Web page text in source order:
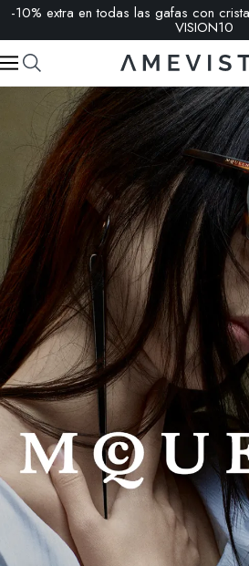
-10% extra en todas las gafas con
VISION10